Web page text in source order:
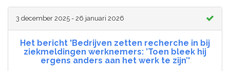
3 december 2025 - 26 januari 2026
Het bericht 'Bedrijven zetten recherche in bij
ziekmeldingen werknemers: ’Toen bleek hij
ergens anders aan het werk te zijn’'